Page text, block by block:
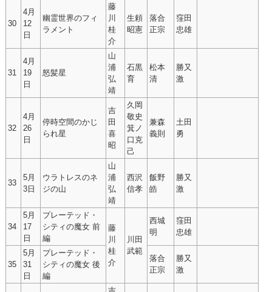
30
4月
12
日
幽霊世界のフィ
ラメント
藤
川
桂
介
生頼
昭憲
落合
正宗
窪田
忠雄
31
4月
19
日
怒髪星
山
浦
弘
靖
石黒
育
松本
清
勝又
激
32
4月
26
日
停時空間のかじ
られ星
吉
田
喜
昭
久岡
敬史
箕ノ
口克
己
兼森
義則
土田
勇
33
5月
3日
ウラトレスのネ
ジの山
山
浦
弘
靖
西沢
信孝
飯野
皓
勝又
激
34
5月
17
日
プレーテッド・
シティの魔女 前
編
藤
川
桂
介
川田
武範
西城
明
窪田
忠雄
35
5月
31
日
プレーテッド・
シティの魔女 後
編
落合
正宗
勝又
激